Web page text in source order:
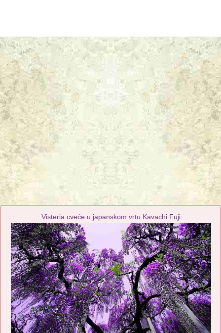
Visteria cveće u japanskom vrtu Kavachi Fuji